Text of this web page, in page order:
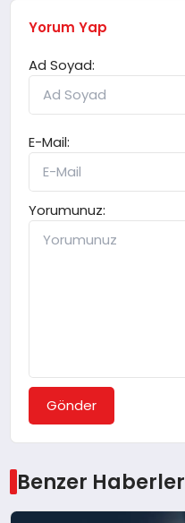
Yorum Yap
Ad Soyad:
E-Mail:
Yorumunuz:
Gönder
Benzer Haberler